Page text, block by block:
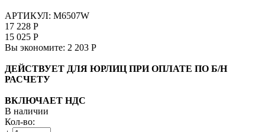
АРТИКУЛ: M6507W
17 228 Р
15 025 Р
Вы экономите: 2 203 Р
ДЕЙСТВУЕТ ДЛЯ ЮРЛИЦ ПРИ ОПЛАТЕ ПО Б/Н
РАСЧЕТУ
ВКЛЮЧАЕТ НДС
В наличии
Кол-во: